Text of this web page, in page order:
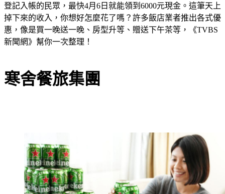
登記入帳的民眾，最快4月6日就能領到6000元現金。這筆天上
掉下來的收入，你想好怎麼花了嗎？許多飯店業者推出各式優
惠，像是買一晚送一晚、房型升等、贈送下午茶等，《TVBS
新聞網》幫你一次整理！
寒舍餐旅集團